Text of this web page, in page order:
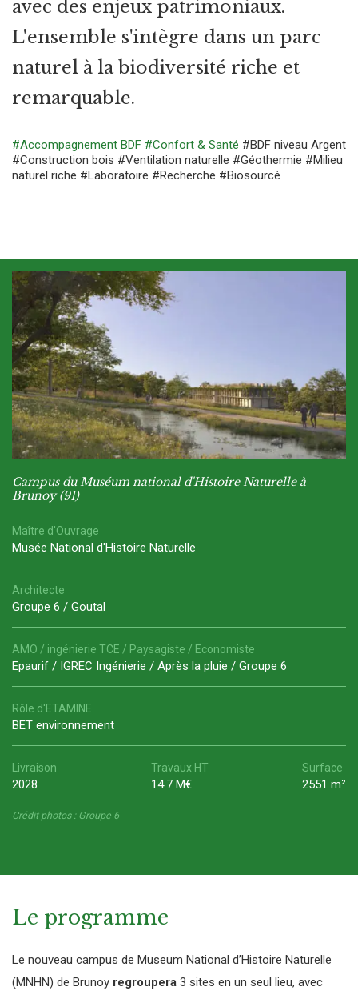
avec des enjeux patrimoniaux.
L'ensemble s'intègre dans un parc
naturel à la biodiversité riche et
remarquable.
#Accompagnement BDF #Confort & Santé #BDF niveau Argent
#Construction bois #Ventilation naturelle #Géothermie #Milieu
naturel riche #Laboratoire #Recherche #Biosourcé
Campus du Muséum national d'Histoire Naturelle à
Brunoy (91)
Maître d'Ouvrage
Musée National d'Histoire Naturelle
Architecte
Groupe 6 / Goutal
AMO / ingénierie TCE / Paysagiste / Economiste
Epaurif / IGREC Ingénierie / Après la pluie / Groupe 6
Rôle d'ETAMINE
BET environnement
Livraison
2028
Travaux HT
14.7 M€
Surface
2551 m²
Crédit photos : Groupe 6
Le programme
Le nouveau campus de Museum National d’Histoire Naturelle
(MNHN) de Brunoy regroupera 3 sites en un seul lieu, avec